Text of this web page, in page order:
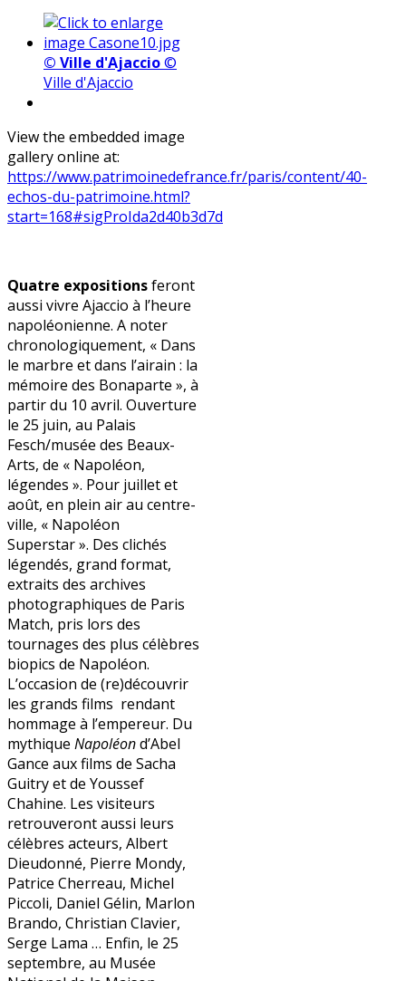
© Ville d'Ajaccio©
Ville d'Ajaccio
View the embedded image
gallery online at:
https://www.patrimoinedefrance.fr/paris/content/40-
echos-du-patrimoine.html?
start=168#sigProIda2d40b3d7d
Quatre expositionsferont
aussi vivre Ajaccio à l’heure
napoléonienne. A noter
chronologiquement, « Dans
le marbre et dans l’airain : la
mémoire des Bonaparte », à
partir du 10 avril. Ouverture
le 25 juin, au Palais
Fesch/musée des Beaux-
Arts, de « Napoléon,
légendes ». Pour juillet et
août, en plein air au centre-
ville, « Napoléon
Superstar ». Des clichés
légendés, grand format,
extraits des archives
photographiques de Paris
Match, pris lors des
tournages des plus célèbres
biopics de Napoléon.
L’occasion de (re)découvrir
les grands films rendant
hommage à l’empereur. Du
mythique Napoléond’Abel
Gance aux films de Sacha
Guitry et de Youssef
Chahine. Les visiteurs
retrouveront aussi leurs
célèbres acteurs, Albert
Dieudonné, Pierre Mondy,
Patrice Cherreau, Michel
Piccoli, Daniel Gélin, Marlon
Brando, Christian Clavier,
Serge Lama … Enfin, le 25
septembre, au Musée